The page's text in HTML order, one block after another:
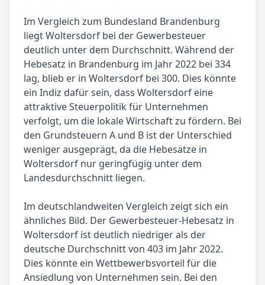
Im Vergleich zum Bundesland Brandenburg
liegt Woltersdorf bei der Gewerbesteuer
deutlich unter dem Durchschnitt. Während der
Hebesatz in Brandenburg im Jahr 2022 bei 334
lag, blieb er in Woltersdorf bei 300. Dies könnte
ein Indiz dafür sein, dass Woltersdorf eine
attraktive Steuerpolitik für Unternehmen
verfolgt, um die lokale Wirtschaft zu fördern. Bei
den Grundsteuern A und B ist der Unterschied
weniger ausgeprägt, da die Hebesätze in
Woltersdorf nur geringfügig unter dem
Landesdurchschnitt liegen.
Im deutschlandweiten Vergleich zeigt sich ein
ähnliches Bild. Der Gewerbesteuer-Hebesatz in
Woltersdorf ist deutlich niedriger als der
deutsche Durchschnitt von 403 im Jahr 2022.
Dies könnte ein Wettbewerbsvorteil für die
Ansiedlung von Unternehmen sein. Bei den